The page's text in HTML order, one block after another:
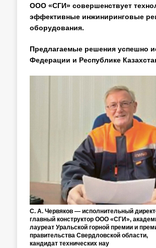
ООО «СГИ» совершенствует
эффективные инжиниринговые
оборудования.
Предлагаемые решения успешно
Федерации и Республике
С. А. Червяков — исполнительный
главный конструктор ООО «СГИ»,
лауреат Уральской горной премии и
правительства Свердловской области,
кандидат технических нау